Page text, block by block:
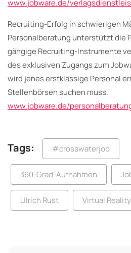
www.jobware.de/
Recruiting-Erfolg in schwierigen
Personalberatung unterstützt die
gängige Recruiting-Instrumente
des exklusiven Zugangs zum
wird jenes erstklassige Personal
Stellenbörsen suchen muss.
www.jobware.de/
Tags: #crosswaterjob
360-Grad-Aufnahmen
Ulrich Rust Virtual